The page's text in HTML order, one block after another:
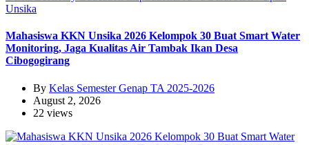
Unsika
Mahasiswa KKN Unsika 2026 Kelompok 30 Buat Smart Water
Monitoring, Jaga Kualitas Air Tambak Ikan Desa
Cibogogirang
By Kelas Semester Genap TA 2025-2026
August 2, 2026
22 views